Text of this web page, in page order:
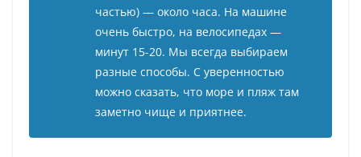
частью) — около часа. На машине
очень быстро, на велосипедах —
минут 15-20. Мы всегда выбираем
разные способы. С уверенностью
можно сказать, что море и пляж там
заметно чище и приятнее.